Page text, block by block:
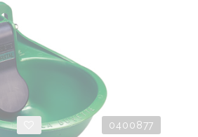
0400877